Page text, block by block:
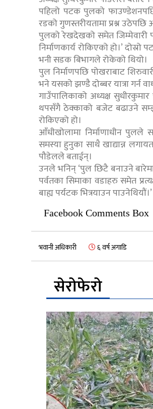
पहिलो पटक पुलको फाउण्डेशनपछि
रडको गुणस्तरीयतामा प्रश्न
पुलको रेखदेखको समेत जिम्मेवारी
निर्माणकार्य रोकिएको हो।’
भनी सडक बिभागले रोकेको थियो।
पुल निर्माणपछि पोखराबाट
भने यसको झण्डै दोब्बर यात्रा गर्न
गाउँपालिकाको अध्यक्ष
थपसँगै ठेक्काको बजेट बढाउने
रोकिएको हो।
आँधीखोलामा निर्माणाधीन
समस्या हुनुका साथै खाद्यान्न
पौडेलले बताईन्।
उनले भनिन् ‘पुल छिटै बनाउने
पर्वतका सिमाका वडाहरु समेत
बाह्य पर्यटक भित्रयाउन पाउनेथियौं।’
Facebook Comments Box
भवानी अधिकारी ६ वर्ष अगाडि
सेरोफेरो